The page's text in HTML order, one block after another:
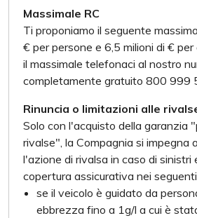
Massimale RC
Ti proponiamo il seguente
€ per persone e 6,5 milioni di €
il massimale telefonaci al nostro
completamente gratuito 800 999
Rinuncia o limitazioni alle
Solo con l'acquisto della garanzia
rivalse", la Compagnia si impegna
l'azione di rivalsa in caso di sinistri
copertura assicurativa nei
se il veicolo è guidato da
ebbrezza fino a 1g/l a cui è